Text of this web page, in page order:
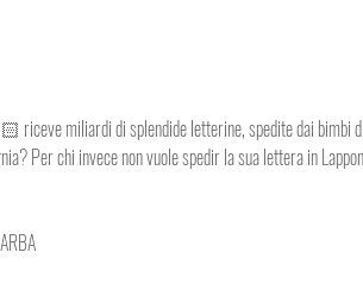
riceve miliardi di splendide letterine, spedite dai bimbi
Per chi invece non vuole spedir la sua lettera in